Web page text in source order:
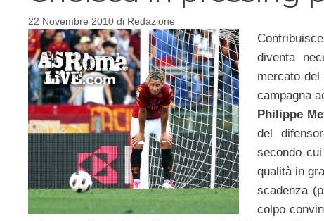
22 Novembre 2010 di Redazione
diventa
mercato del
campagna
Philippe
del
secondo
qualità in
scadenza
colpo